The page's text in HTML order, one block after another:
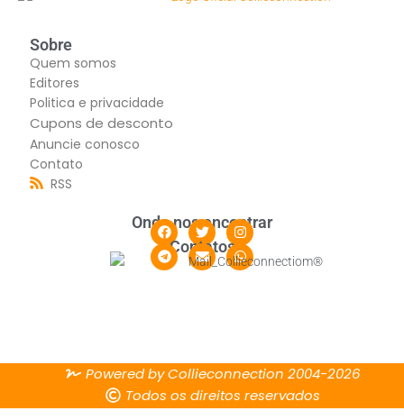
Sobre
Quem somos
Editores
Politica e privacidade
Cupons de desconto
Anuncie conosco
Contato
RSS
Onde nos encontrar
Contatos
Powered by Collieconnection 2004-2026
Todos os direitos reservados